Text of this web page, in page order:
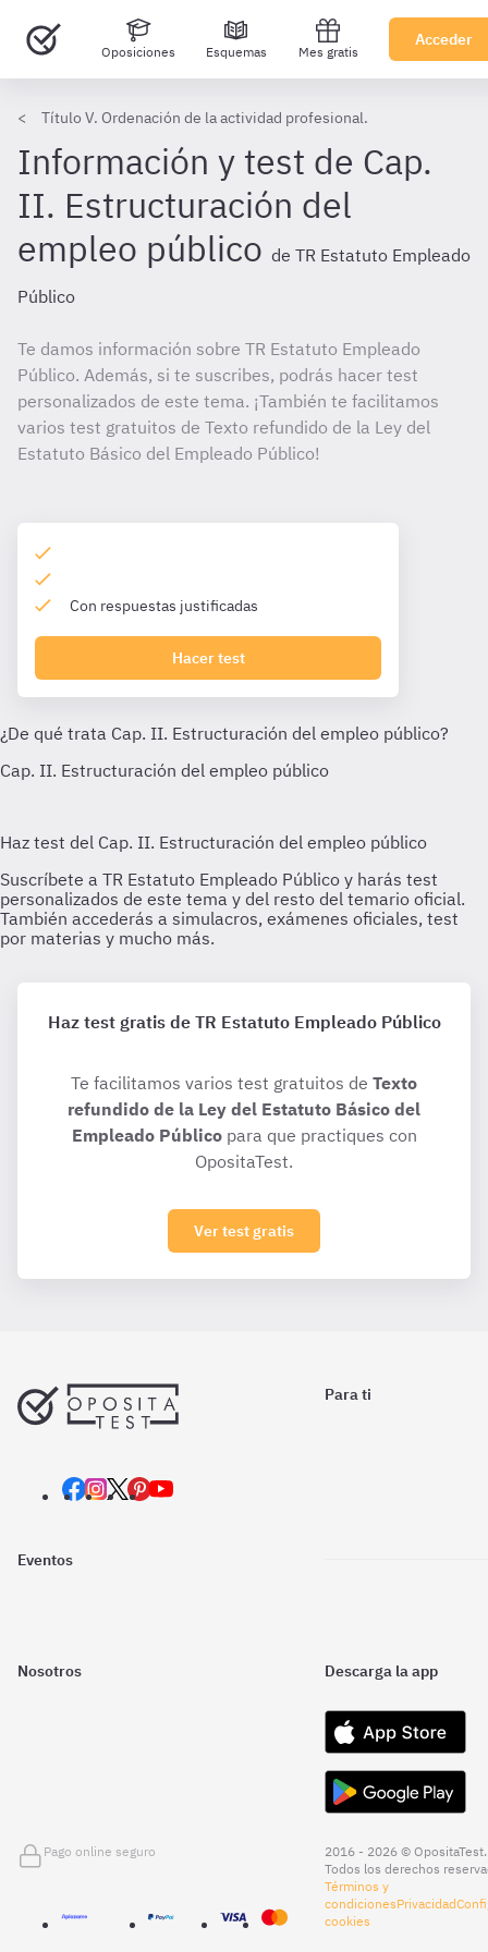
Oposiciones Esquemas Mes gratis
Acceder
Título V. Ordenación de la actividad profesional.
Información y test de Cap.
II. Estructuración del
empleo público de TR Estatuto Empleado
Público
Te damos información sobre TR Estatuto Empleado
Público. Además, si te suscribes, podrás hacer test
personalizados de este tema. ¡También te facilitamos
varios test gratuitos de Texto refundido de la Ley del
Estatuto Básico del Empleado Público!
Con respuestas justificadas
Hacer test
Haz test gratis de TR Estatuto Empleado Público
Te facilitamos varios test gratuitos de Texto
refundido de la Ley del Estatuto Básico del
Empleado Públicopara que practiques con
OpositaTest.
Ver test gratis
Para ti
Eventos
Nosotros Descarga la app
Pago online seguro
2016 - 2026 © OpositaTest.
Todos los derechos
Términos y
condicionesPrivacidad
cookies